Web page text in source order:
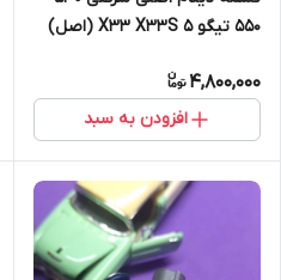
550 تیگو 5 X33 X33S (اصل)
4,800,000
افزودن به سبد